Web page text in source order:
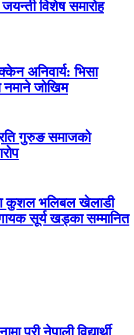
विशेष समारोह
अनिवार्य: भिसा
जोखिम
गुरुङ समाजको
कुशल भलिबल खेलाडी
सूर्य खड्का सम्मानित